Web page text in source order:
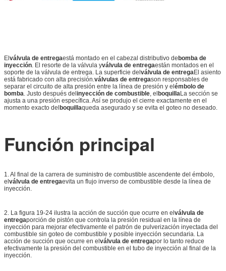
El válvula de entregaestá montado en el cabezal distributivo de bomba de
inyección. El resorte de la válvula yválvula de entregaestán montados en el
soporte de la válvula de entrega. La superficie del válvula de entregaEl asiento
está fabricado con alta precisión.válvulas de entregason responsables de
separar el circuito de alta presión entre la línea de presión y el émbolo de
bomba. Justo después del inyección de combustible, el boquillaLa sección se
ajusta a una presión específica. Así se produjo el cierre exactamente en el
momento exacto del boquillaqueda asegurado y se evita el goteo no deseado.
Función principal
1. Al final de la carrera de suministro de combustible ascendente del émbolo,
el válvula de entregaevita un flujo inverso de combustible desde la línea de
inyección.
2. La figura 19-24 ilustra la acción de succión que ocurre en el válvula de
entregaporción de pistón que controla la presión residual en la línea de
inyección para mejorar efectivamente el patrón de pulverización inyectada del
combustible sin goteo de combustible y posible inyección secundaria. La
acción de succión que ocurre en el válvula de entregapor lo tanto reduce
efectivamente la presión del combustible en el tubo de inyección al final de la
inyección.